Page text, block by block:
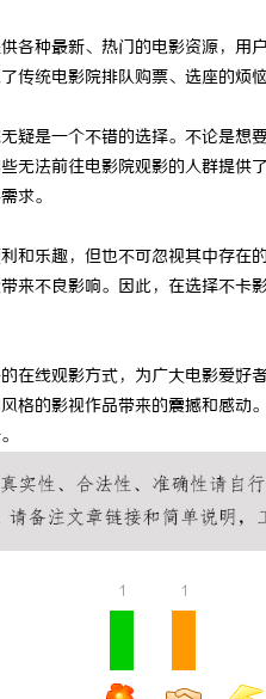
各种最新、热门的电影资源，
传统电影院排队购票、选座的烦
疑是一个不错的选择。不论是
无法前往电影院观影的人群提
求。
和乐趣，但也不可忽视其中存
来不良影响。因此，在选择不
在线观影方式，为广大电影爱
格的影视作品带来的震撼和感
1 1
深入探索八哥电影网：
体验的革新